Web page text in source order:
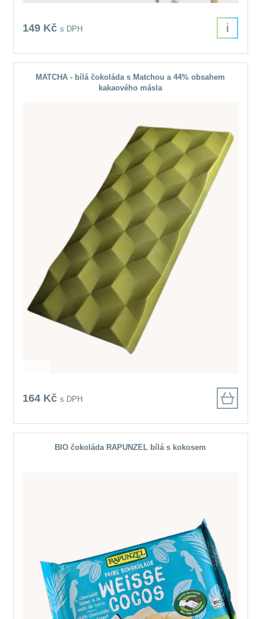
149 Kčs DPH i
MATCHA - bílá čokoláda s Matchou a 44% obsahem
kakaového másla
164 Kčs DPH
BIO čokoláda RAPUNZEL bílá s kokosem